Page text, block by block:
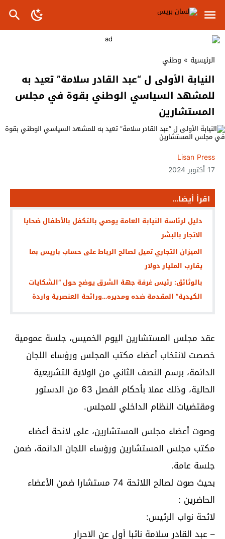
الرئيسية » وطني
النيابة الأولى ل “عبد القادر سلامة” تعيد به
للمشهد السياسي الوطني بقوة في مجلس
المستشارين
Lisan Press
17 أكتوبر 2024
اقرأ أيضا...
دليل لرئاسة النيابة العامة يوصي بالتكفل بالأطفال ضحايا
الاتجار بالبشر
الميزان التجاري تميل لصالح الرباط على حساب باريس بما
يقارب المليار دولار
بالوثائق: رئيس غرفة جهة الشرق يوضح حول “الشكايات
الكيدية” المقدمة ضده ومديره…ورائحة العنصرية واردة
عقد مجلس المستشارين اليوم الخميس، جلسة عمومية
خصصت لانتخاب أعضاء مكتب المجلس ورؤساء اللجان
الدائمة، برسم النصف الثاني من الولاية التشريعية
الحالية، وذلك عملا بأحكام الفصل 63 من الدستور
ومقتضيات النظام الداخلي للمجلس.
وصوت أعضاء مجلس المستشارين، على لائحة أعضاء
مكتب مجلس المستشارين ورؤساء اللجان الدائمة، ضمن
جلسة عامة.
بحيث صوت لصالح اللائحة 74 مستشارا ضمن الأعضاء
الحاضرين :
لائحة نواب الرئيس:
– عبد القادر سلامة نائبا أول عن الاحرار